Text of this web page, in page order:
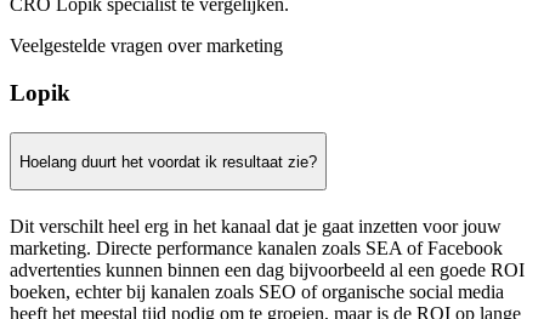
CRO Lopik specialist te vergelijken.
Veelgestelde vragen over marketing
Lopik
Hoelang duurt het voordat ik resultaat zie?
Dit verschilt heel erg in het kanaal dat je gaat inzetten voor jouw
marketing. Directe performance kanalen zoals SEA of Facebook
advertenties kunnen binnen een dag bijvoorbeeld al een goede ROI
boeken, echter bij kanalen zoals SEO of organische social media
heeft het meestal tijd nodig om te groeien, maar is de ROI op lange